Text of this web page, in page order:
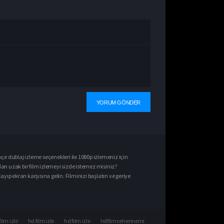
dublaj izleme seçenekleri ile 1080p izlemeniz için
uzak bir film izlemeyi sizde istemez misiniz?
ekran karşısına gelin. Filminizi başlatın ve geriye
izle hd film izle hd film izle hdfilmcehennemi